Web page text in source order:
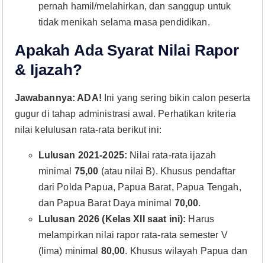
pernah hamil/melahirkan, dan sanggup untuk
tidak menikah selama masa pendidikan.
Apakah Ada Syarat Nilai Rapor
& Ijazah?
Jawabannya: ADA! Ini yang sering bikin calon peserta
gugur di tahap administrasi awal . Perhatikan kriteria
nilai kelulusan rata-rata berikut ini:
Lulusan 2021-2025: Nilai rata-rata ijazah
minimal 75,00 (atau nilai B). Khusus pendaftar
dari Polda Papua, Papua Barat, Papua Tengah,
dan Papua Barat Daya minimal 70,00.
Lulusan 2026 (Kelas XII saat ini): Harus
melampirkan nilai rapor rata-rata semester V
(lima) minimal 80,00. Khusus wilayah Papua dan